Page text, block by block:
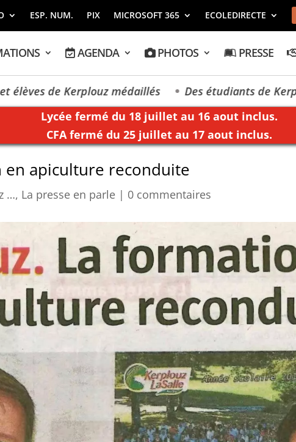
ESP. NUM. PIX MICROSOFT 365 ECOLEDIRECTE
AGENDA PHOTOS PRESSE
médaillés Des étudiants de Kerplouz-
Lycée fermé du 18 juillet au 16 aout inclus.
CFA fermé du 25 juillet au 17 aout inclus.
apiculture reconduite
…, La presse en parle | 0 commentaires